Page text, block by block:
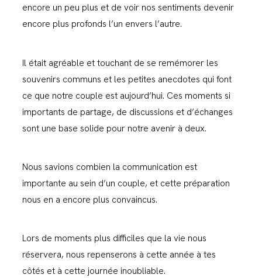
encore un peu plus et de voir nos sentiments devenir
encore plus profonds l’un envers l’autre.
Il était agréable et touchant de se remémorer les
souvenirs communs et les petites anecdotes qui font
ce que notre couple est aujourd’hui. Ces moments si
importants de partage, de discussions et d’échanges
sont une base solide pour notre avenir à deux.
Nous savions combien la communication est
importante au sein d’un couple, et cette préparation
nous en a encore plus convaincus.
Lors de moments plus difficiles que la vie nous
réservera, nous repenserons à cette année à tes
côtés et à cette journée inoubliable.